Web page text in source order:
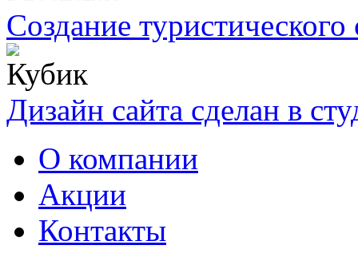
Создание туристического
Дизайн сайта сделан в
О компании
Акции
Контакты